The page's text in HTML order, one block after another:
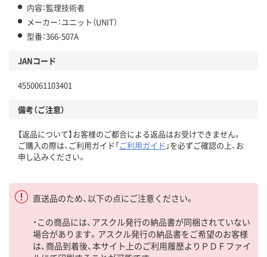
内容：監理技術者
メーカー：ユニット（UNIT）
型番：366-507A
JANコード
4550061103401
備考（ご注意）
【返品について】お客様のご都合による返品はお受けできません。
ご購入の際は、ご利用ガイド「ご利用ガイド 」を必ずご確認の上、お
申し込みください。
直送品のため、以下の点にご注意ください。
・この商品には、アスクル発行の納品書が同梱されていない
場合があります。アスクル発行の納品書をご希望のお客様
は、商品到着後、本サイト上のご利用履歴よりＰＤＦファイ